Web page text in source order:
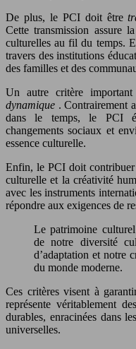
De plus, le PCI doit être
Cette transmission assure
culturelles au fil du temps.
travers des institutions
des familles et des
Un autre critère
dynamique . Contrairement
dans le temps, le PCI
changements sociaux et
essence culturelle.
Enfin, le PCI doit
culturelle et la créativité
avec les instruments
répondre aux exigences de
Le patrimoine
de notre diversité
d’adaptation et notre
du monde moderne.
Ces critères visent à
représente véritablement
durables, enracinées dans
universelles.